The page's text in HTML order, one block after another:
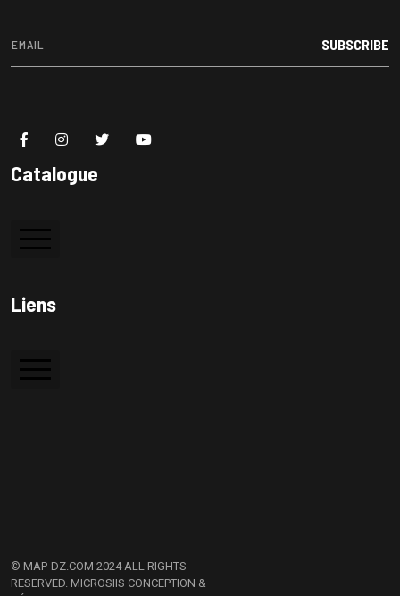
SUBSCRIBE
Catalogue
Liens
© MAP-DZ.COM 2024 ALL RIGHTS
RESERVED. MICROSIIS CONCEPTION &